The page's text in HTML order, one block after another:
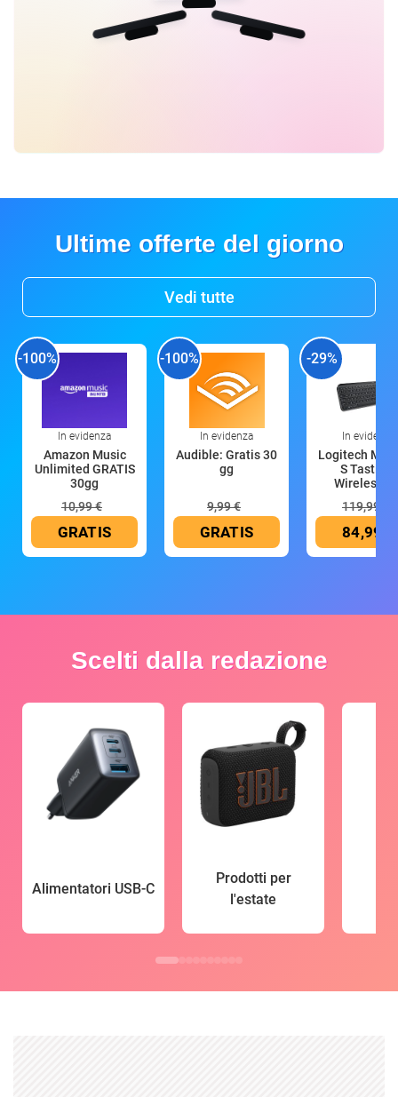
Ultime offerte del giorno
Vedi tutte
-100%
In evidenza
Amazon Music
Unlimited GRATIS
30gg
10,99 €
GRATIS
-100%
In evidenza
Audible: Gratis 30
gg
9,99 €
GRATIS
-29%
In evidenza
Logitech MX
S Tastiera
Wireless
119,99 €
84,99 €
Scelti dalla redazione
Alimentatori USB-C
Prodotti per
l'estate